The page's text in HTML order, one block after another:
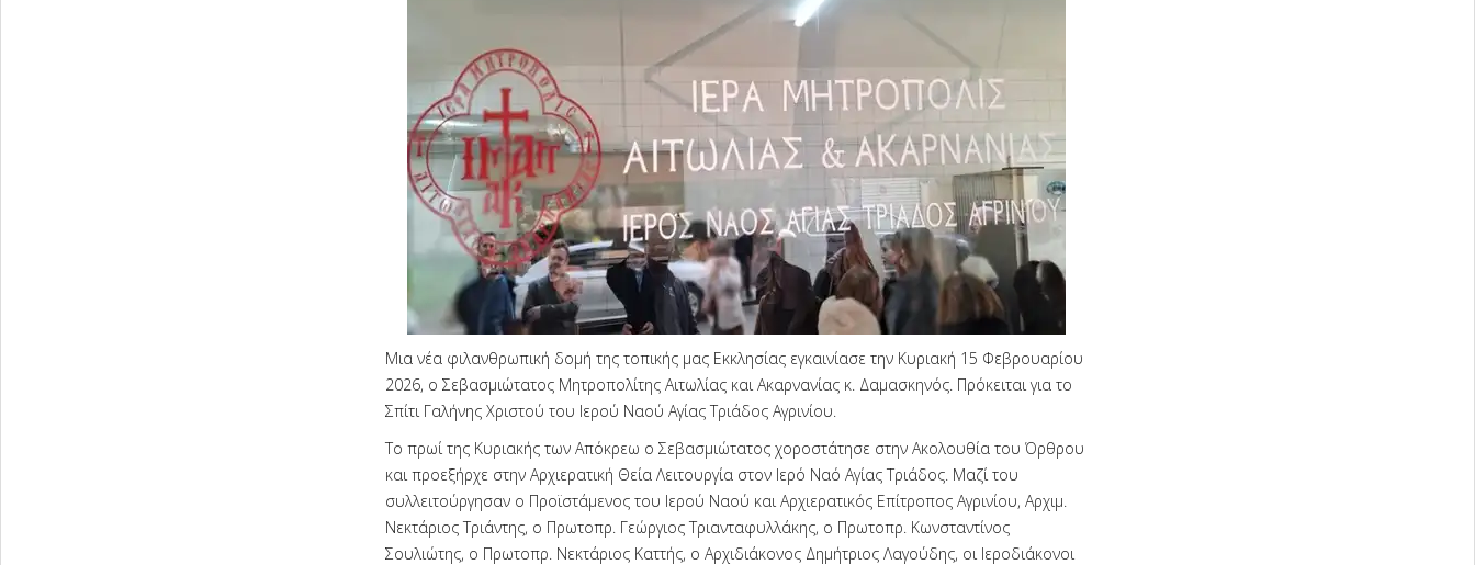
Μια νέα φιλανθρωπική δομή της τοπικής μας Εκκλησίας εγκαινίασε την Κυριακή 15 Φεβρουαρίου
2026, ο Σεβασμιώτατος Μητροπολίτης Αιτωλίας και Ακαρνανίας κ. Δαμασκηνός. Πρόκειται για το
Σπίτι Γαλήνης Χριστού του Ιερού Ναού Αγίας Τριάδος Αγρινίου.
Το πρωί της Κυριακής των Απόκρεω ο Σεβασμιώτατος χοροστάτησε στην Ακολουθία του Όρθρου
και προεξήρχε στην Αρχιερατική Θεία Λειτουργία στον Ιερό Ναό Αγίας Τριάδος. Μαζί του
συλλειτούργησαν ο Προϊστάμενος του Ιερού Ναού και Αρχιερατικός Επίτροπος Αγρινίου, Αρχιμ.
Νεκτάριος Τριάντης, ο Πρωτοπρ. Γεώργιος Τριανταφυλλάκης, ο Πρωτοπρ. Κωνσταντίνος
Σουλιώτης, ο Πρωτοπρ. Νεκτάριος Καττής, ο Αρχιδιάκονος Δημήτριος Λαγούδης, οι Ιεροδιάκονοι